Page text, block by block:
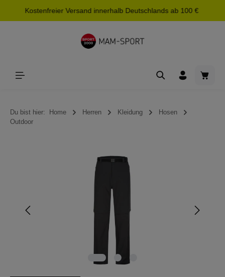
springen
Kostenfreier Versand innerhalb Deutschlands ab 100 €
Du bist hier: Home Herren Kleidung
Hosen
Outdoor
Bildergalerie überspringen